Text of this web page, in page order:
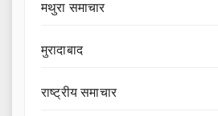
मथुरा समाचार
मुरादाबाद
राष्ट्रीय समाचार